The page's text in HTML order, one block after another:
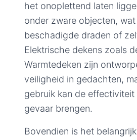
het onoplettend laten
onder zware objecten,
beschadigde draden of
Elektrische dekens zoals
Warmtedeken zijn
veiligheid in gedachten,
gebruik kan de effectiviteit
gevaar brengen.
Bovendien is het